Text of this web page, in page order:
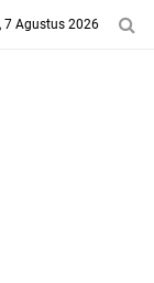
7 Agustus 2026